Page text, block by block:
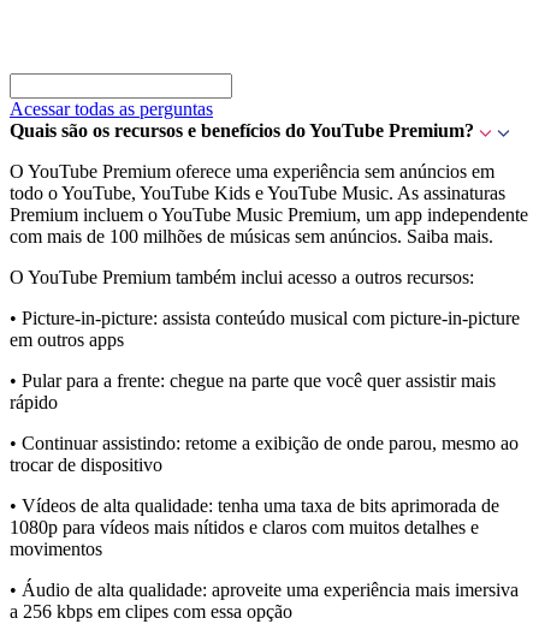
Acessar todas as perguntas
Quais são os recursos e benefícios do YouTube Premium?
O YouTube Premium oferece uma experiência sem anúncios em
todo o YouTube, YouTube Kids e YouTube Music. As assinaturas
Premium incluem o YouTube Music Premium, um app independente
com mais de 100 milhões de músicas sem anúncios. Saiba mais.
O YouTube Premium também inclui acesso a outros recursos:
• Picture-in-picture: assista conteúdo musical com picture-in-picture
em outros apps
• Pular para a frente: chegue na parte que você quer assistir mais
rápido
• Continuar assistindo: retome a exibição de onde parou, mesmo ao
trocar de dispositivo
• Vídeos de alta qualidade: tenha uma taxa de bits aprimorada de
1080p para vídeos mais nítidos e claros com muitos detalhes e
movimentos
• Áudio de alta qualidade: aproveite uma experiência mais imersiva
a 256 kbps em clipes com essa opção